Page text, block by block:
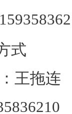
式
王拖连